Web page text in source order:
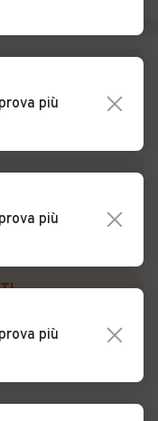
Rovolon
San Giorgio
San Martino di
San Pietro in Gu
Sant'Elena
Santa Giustina in
Saonara
più
più
più